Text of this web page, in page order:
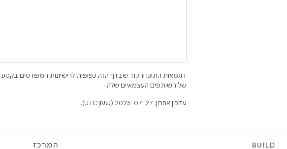
דוגמאות התוכן והקוד שבדף הזה כפופות לרישיונות המפורטים בקטע
של השותפים העצמאיים שלה.
עדכון אחרון: 2025-07-27 (שעון UTC).
BUILD המרכז